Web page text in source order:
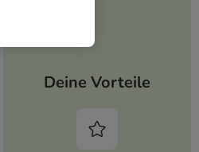
Deine Vorteile